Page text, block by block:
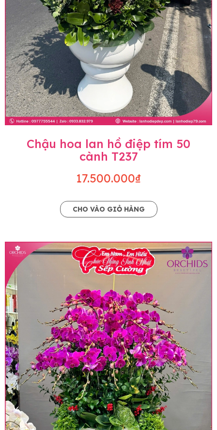
Chậu hoa lan hồ điệp tím 50
cành T237
17.500.000₫
CHO VÀO GIỎ HÀNG